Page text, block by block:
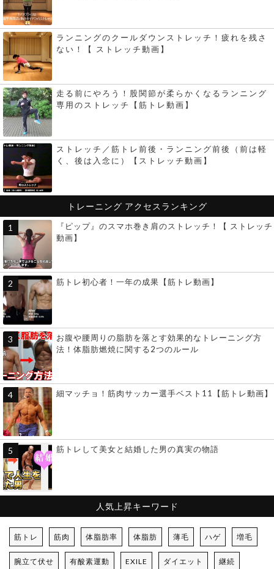
ランニングのクールダウンストレッチ！疲れを残さ
ない！【 ストレッチ動画】
走る前にやろう！股関節が柔らかくなるランニング
専用のストレッチ【筋トレ動画】
ストレッチ／筋トレ前後・ランニング前後（前は軽
く、後は入念に）【ストレッチ動画】
トレーニング アクセスランキング
『ピップ』のスマホ巻き肩のストレッチ！【 ストレッチ
動画】
筋トレ初心者！一年の成果【筋トレ動画】
お腹や腰周りの脂肪を落とす効果的なトレーニング方
法！体脂肪燃焼に関する2つのルール
細マッチョ！筋肉サッカー選手ベスト11【筋トレ動画】
筋トレして美女と結婚した男の真実の物語
人気上昇キーワード
筋トレ 筋肉 体脂肪率 体脂肪 薄毛 ハゲ 増毛
腕立て伏せ 有酸素運動 EXILE ダイエット 継続